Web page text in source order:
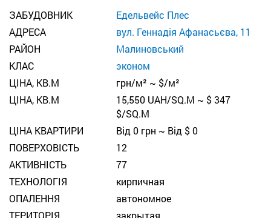
ЗАБУДОВНИК
Едельвейс Плес
АДРЕСА
вул. Геннадія Афанасьєва, 11
РАЙОН
Малиновський
КЛАС
эконом
ЦІНА, КВ.М
грн/м² ~ $/м²
ЦІНА, КВ.М
15,550 UAH/SQ.M ~ $ 347
$/SQ.M
ЦІНА КВАРТИРИ
Від 0 грн ~ Від $ 0
ПОВЕРХОВІСТЬ
12
АКТИВНІСТЬ
77
ТЕХНОЛОГІЯ
кирпичная
ОПАЛЕННЯ
автономное
ТЕРИТОРІЯ
закрытая